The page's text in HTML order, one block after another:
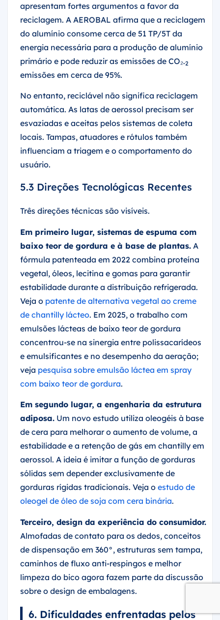
apresentam fortes argumentos a favor da
reciclagem. A AEROBAL afirma que a reciclagem
do alumínio consome cerca de 51 TP/5T da
energia necessária para a produção de alumínio
primário e pode reduzir as emissões de CO₂.2
emissões em cerca de 95%.
No entanto, reciclável não significa reciclagem
automática. As latas de aerossol precisam ser
esvaziadas e aceitas pelos sistemas de coleta
locais. Tampas, atuadores e rótulos também
influenciam a triagem e o comportamento do
usuário.
5.3 Direções Tecnológicas Recentes
Três direções técnicas são visíveis.
Em primeiro lugar, sistemas de espuma com
baixo teor de gordura e à base de plantas. A
fórmula patenteada em 2022 combina proteína
vegetal, óleos, lecitina e gomas para garantir
estabilidade durante a distribuição refrigerada.
Veja o patente de alternativa vegetal ao creme
de chantilly lácteo. Em 2025, o trabalho com
emulsões lácteas de baixo teor de gordura
concentrou-se na sinergia entre polissacarídeos
e emulsificantes e no desempenho da aeração;
veja pesquisa sobre emulsão láctea em spray
com baixo teor de gordura.
Em segundo lugar, a engenharia da estrutura
adiposa. Um novo estudo utiliza oleogéis à base
de cera para melhorar o aumento de volume, a
estabilidade e a retenção de gás em chantilly em
aerossol. A ideia é imitar a função de gorduras
sólidas sem depender exclusivamente de
gorduras rígidas tradicionais. Veja o estudo de
oleogel de óleo de soja com cera binária.
Terceiro, design da experiência do consumidor.
Almofadas de contato para os dedos, conceitos
de dispensação em 360°, estruturas sem tampa,
caminhos de fluxo anti-respingos e melhor
limpeza do bico agora fazem parte da discussão
sobre o design de embalagens.
6. Dificuldades enfrentadas pelos